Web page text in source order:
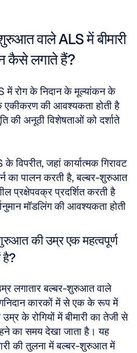
वाले ALS में बीमारी
कैसे लगाते हैं?
रोग के निदान के मूल्यांकन के
एकीकरण की आवश्यकता होती है
की अनूठी विशेषताओं को दर्शाते
जहां कार्यात्मक गिरावट
का पालन करती है, बल्बर-शुरुआत
प्रक्षेपवक्र प्रदर्शित करती है
मॉडलिंग की आवश्यकता होती
की उम्र एक महत्वपूर्ण
है?
लगातार बल्बर-शुरुआत वाले
कारकों में से एक के रूप में
के रोगियों में बीमारी का तेजी से
का समय देखा जाता है। यह
की तुलना में बल्बर-शुरुआत में